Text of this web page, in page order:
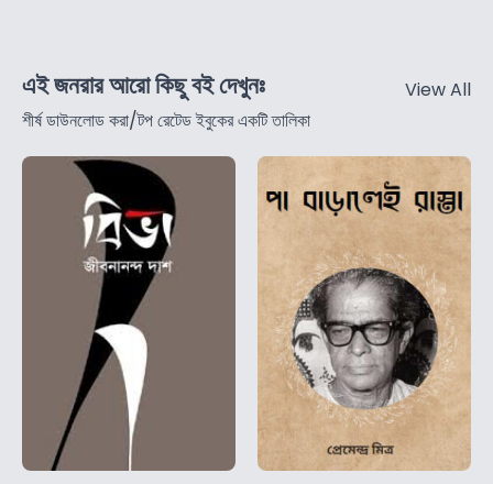
এই জনরার আরো কিছু বই দেখুনঃ
শীর্ষ ডাউনলোড করা/টপ রেটেড ইবুকের একটি তালিকা
View All